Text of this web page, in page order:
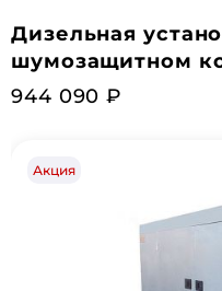
Дизельная
шумозащитном
944 090 ₽
Акция